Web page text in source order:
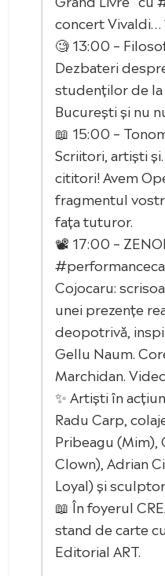
concert Vivaldi…
🧐 13:00 –
Dezbateri
studenților de
București și nu
📖 15:00 –
Scriitori, artiști
cititori! Avem
fragmentul
fața tuturor.
📽 17:00 –
Cojocaru:
unei prezențe
deopotrivă,
Gellu Naum.
Marchidan.
✨ Artiști în
Radu Carp,
Pribeagu (Mim),
Clown), Adrian
Loyal) și
📖 În foyerul
stand de carte
Editorial ART.